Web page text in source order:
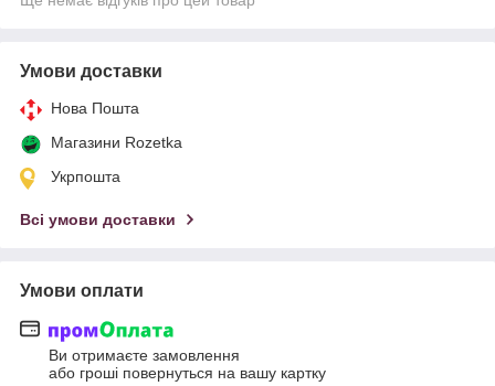
Умови доставки
Нова Пошта
Магазини Rozetka
Укрпошта
Всі умови доставки
Умови оплати
Ви отримаєте замовлення
або гроші повернуться на вашу картку